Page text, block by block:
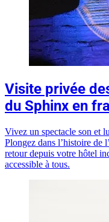
Visite privée
du Sphinx en
Vivez un spectacle son et
Plongez dans l’histoire de
retour depuis votre hôtel
accessible à tous.